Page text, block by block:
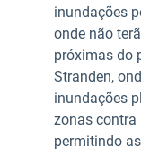
inundações
onde não
próximas do
Stranden,
inundações
zonas contra
permitindo